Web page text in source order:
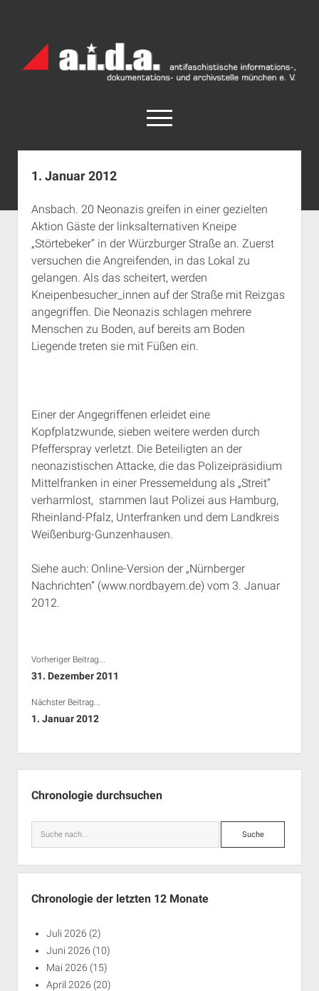
Archiv
München
open
menu
facebook
rss info@aida-archiv.de
Aktuelles
Termine
open
dropdown
menu
Antifaschistische Termine im Süden
Antifaschistische Termine in München
Rechte Termine im Süden
Rechte Termine München
Chronologie
Das Archiv
open
dropdown
menu
a.i.d.a. e. V. unterstützen
Über a.i.d.a.
RSS-Feeds, Twitter & Facebook
Impressum
1. Januar 2012
Ansbach. 20 Neonazis greifen in einer gezielten
Aktion Gäste der linksalternativen Kneipe
„Störtebeker“ in der Würzburger Straße an. Zuerst
versuchen die Angreifenden, in das Lokal zu
gelangen. Als das scheitert, werden
Kneipenbesucher_innen auf der Straße mit Reizgas
angegriffen. Die Neonazis schlagen mehrere
Menschen zu Boden, auf bereits am Boden
Liegende treten sie mit Füßen ein.
Einer der Angegriffenen erleidet eine
Kopfplatzwunde, sieben weitere werden durch
Pfefferspray verletzt. Die Beteiligten an der
neonazistischen Attacke, die das Polizeipräsidium
Mittelfranken in einer Pressemeldung als „Streit“
verharmlost, stammen laut Polizei aus Hamburg,
Rheinland-Pfalz, Unterfranken und dem Landkreis
Weißenburg-Gunzenhausen.
Siehe auch: Online-Version der „Nürnberger
Nachrichten“ (www.nordbayern.de) vom 3. Januar
2012.
Vorheriger Beitrag...
31. Dezember 2011
Nächster Beitrag...
1. Januar 2012
Chronologie durchsuchen
Suche
Chronologie der letzten 12 Monate
Juli 2026 (2)
Juni 2026 (10)
Mai 2026 (15)
April 2026 (20)